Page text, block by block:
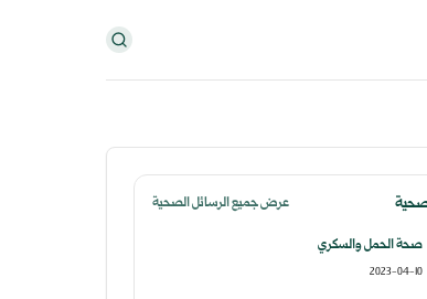
عرض جميع الرسائل الصحية
صحة الحمل والسكري
2023-04-10